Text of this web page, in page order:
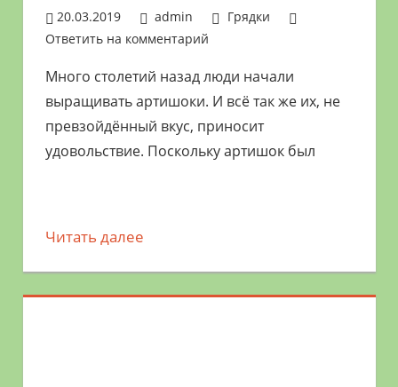
20.03.2019 admin
Грядки
Ответить на комментарий
Много столетий назад люди начали
выращивать артишоки. И всё так же их, не
превзойдённый вкус, приносит
удовольствие. Поскольку артишок был
Читать далее